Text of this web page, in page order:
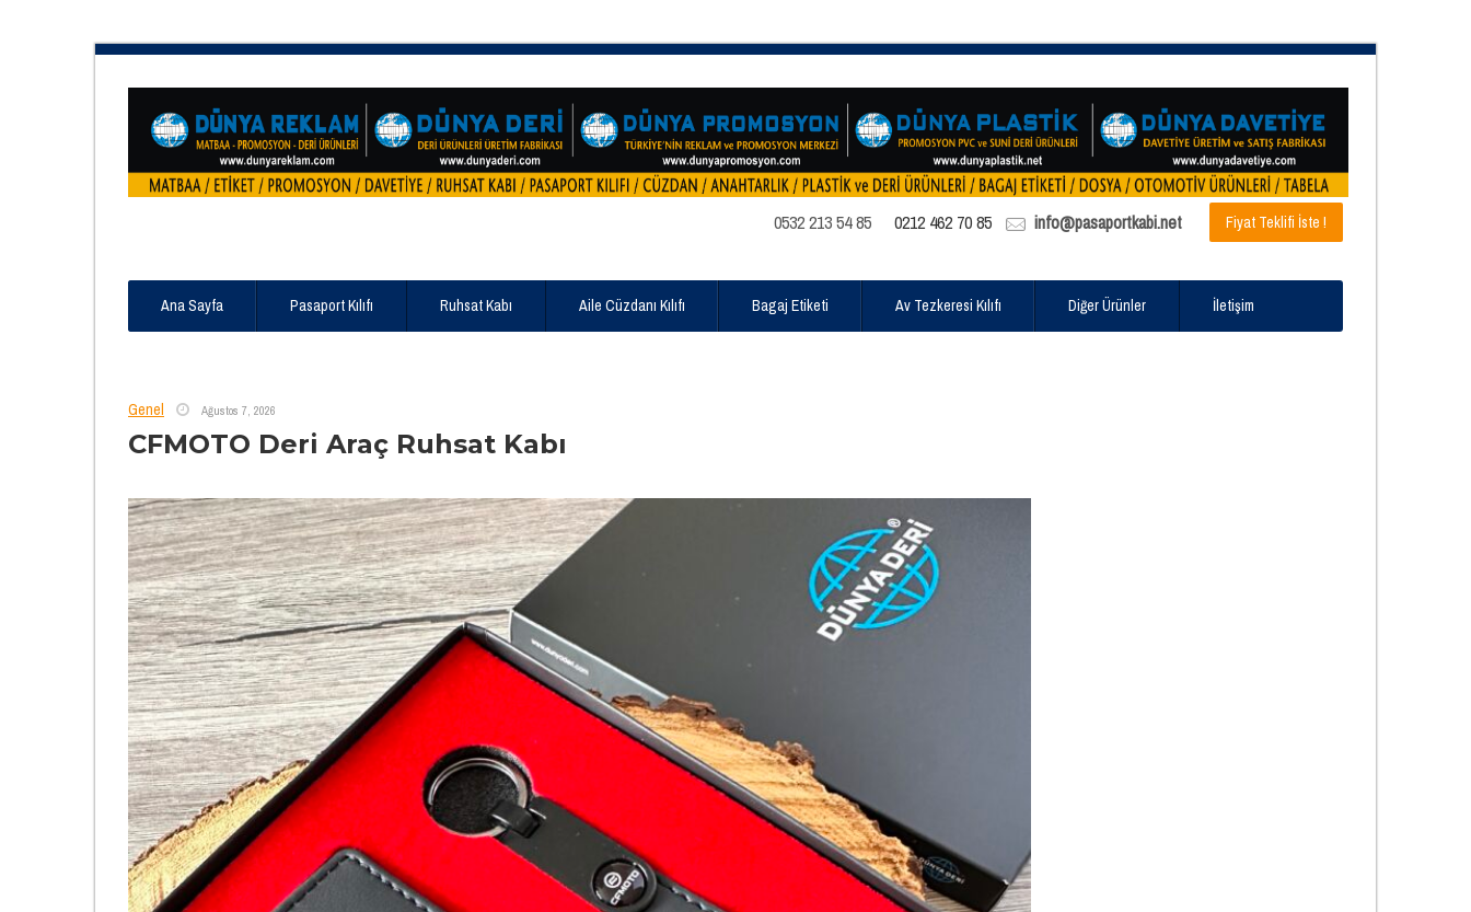
0532 213 54 85 0212 462 70 85 info@pasaportkabi.net Fiyat Teklifi İste !
Ana Sayfa Pasaport Kılıfı Ruhsat Kabı Aile Cüzdanı Kılıfı Bagaj Etiketi Av Tezkeresi Kılıfı Diğer Ürünler İletişim
Genel Ağustos 7, 2026
CFMOTO Deri Araç Ruhsat Kabı